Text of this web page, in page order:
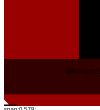
掲載内容の